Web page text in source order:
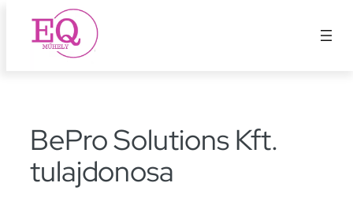
Ugrás
BePro Solutions Kft.
tulajdonosa